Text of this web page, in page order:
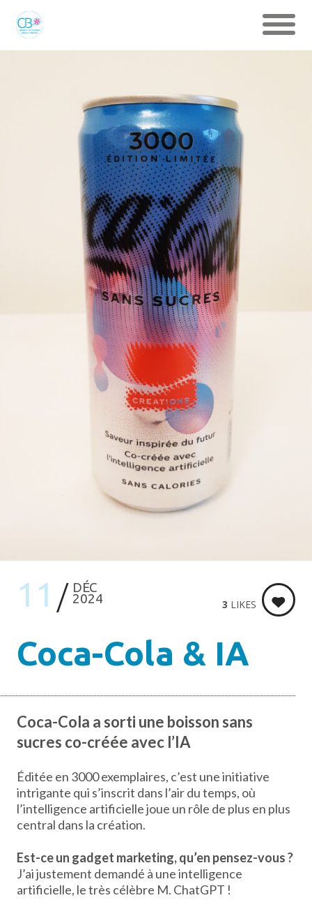
11 DÉC
2024
Coca-Cola & IA
3 LIKES
Coca-Cola a sorti une boisson sans
sucres co-créée avec l’IA
Éditée en 3000 exemplaires, c’est une initiative
intrigante qui s’inscrit dans l’air du temps, où
l’intelligence artificielle joue un rôle de plus en plus
central dans la création.
Est-ce un gadget marketing, qu’en pensez-vous ?
J’ai justement demandé à une intelligence
artificielle, le très célèbre M. ChatGPT !